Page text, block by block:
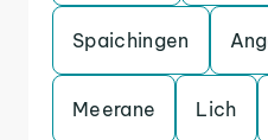
Spaichingen
Meerane Lich